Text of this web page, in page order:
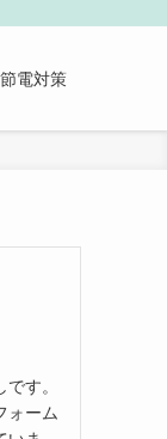
節電対策
す。
ォーム